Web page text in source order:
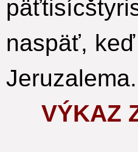
naspäť,
Jeruzalema.
VÝKAZ